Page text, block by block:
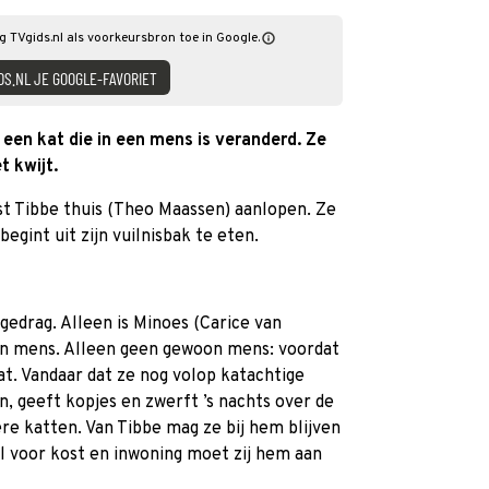
TVgids.nl als voorkeursbron toe in Google.
JE GOOGLE-FAVORIET
kat die in een mens is veranderd. Ze
kwijt.
Tibbe thuis (Theo Maassen) aanlopen. Ze
uit zijn vuilnisbak te eten.
Alleen is Minoes (Carice van
Alleen geen gewoon mens: voordat
Vandaar dat ze nog volop katachtige
kopjes en zwerft ’s nachts over de
katten. Van Tibbe mag ze bij hem blijven
voor kost en inwoning moet zij hem aan